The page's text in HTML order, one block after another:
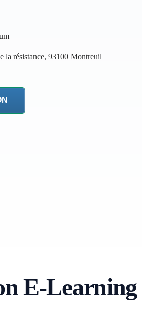
la résistance, 93100 Montreuil
E-Learning